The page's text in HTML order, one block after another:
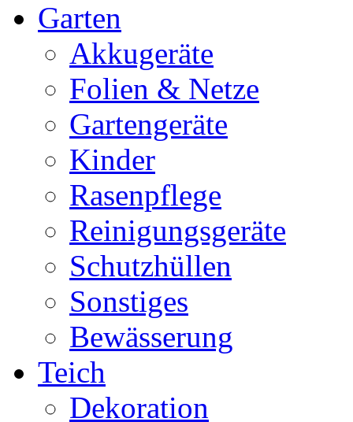
Garten
Akkugeräte
Folien & Netze
Gartengeräte
Kinder
Rasenpflege
Reinigungsgeräte
Schutzhüllen
Sonstiges
Bewässerung
Teich
Dekoration